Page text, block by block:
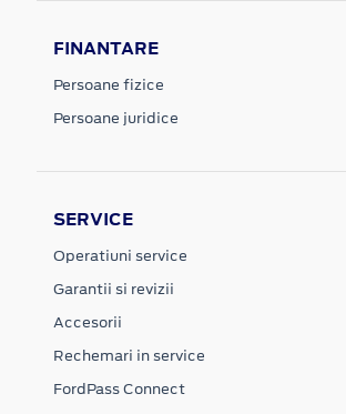
FINANTARE
Persoane fizice
Persoane juridice
SERVICE
Operatiuni service
Garantii si revizii
Accesorii
Rechemari in service
FordPass Connect